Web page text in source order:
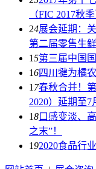
（FIC 2017秋
24展会延期：
第二届零售生
15第三届中国
16四川犍为橘
1 7春秋合并！
2020）延期至7
18口感变淡、
之末”！
192020食品行